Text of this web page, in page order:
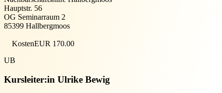
Hauptstr. 56
OG Seminarraum 2
85399 Hallbergmoos
KostenEUR 170.00
UB
Kursleiter:in Ulrike Bewig